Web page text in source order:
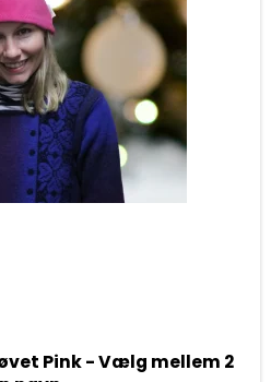
Pink - Vælg mellem 2